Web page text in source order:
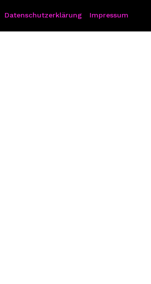
Datenschutzerklärung Impressum